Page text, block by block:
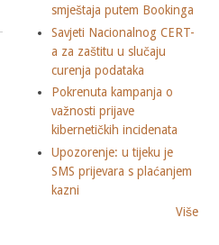
smještaja putem Bookinga
Savjeti Nacionalnog CERT-
a za zaštitu u slučaju
curenja podataka
Pokrenuta kampanja o
važnosti prijave
kibernetičkih incidenata
Upozorenje: u tijeku je
SMS prijevara s plaćanjem
kazni
Više